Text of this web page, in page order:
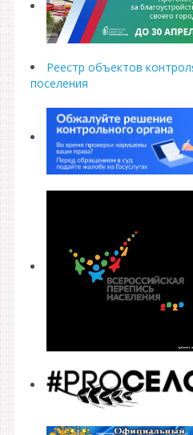
Реестр объектов
поселения